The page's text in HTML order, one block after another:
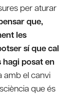
per aturar
que,
les
sí que cal
hagi posat en
amb el canvi
que és